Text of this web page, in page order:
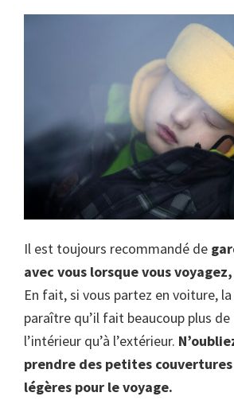
Il est toujours recommandé de
avec vous lorsque vous voyagez,
En fait, si vous partez en voiture,
paraître qu’il fait beaucoup plus
l’intérieur qu’à l’extérieur.
prendre des petites
légères pour le voyage.